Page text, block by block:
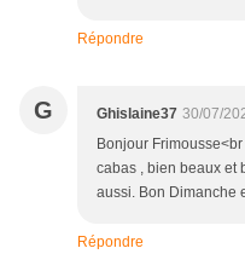
Répondre
G Ghislaine37 30/07/
Bonjour
cabas , bien beaux et
aussi. Bon Dimanche
Répondre